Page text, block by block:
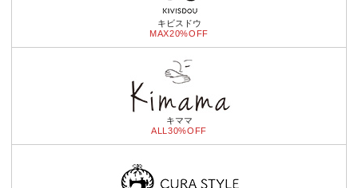
キビスドウ
MAX20%OFF
キママ
ALL30%OFF